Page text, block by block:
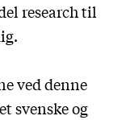
research til
ved denne
svenske og